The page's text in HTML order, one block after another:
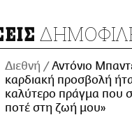
Διεθνή
Αντόνιο
καρδιακή προσβολή
καλύτερο πράγμα που
ποτέ στη ζωή μου»